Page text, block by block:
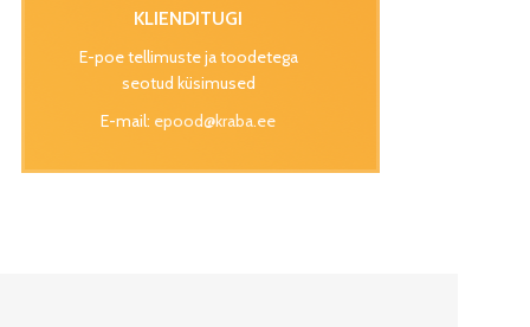
KLIENDITUGI
E-poe tellimuste ja toodetega
seotud küsimused
E-mail: epood@kraba.ee